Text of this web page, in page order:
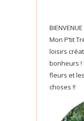
Mon P’tit
loisirs
bonheurs !
fleurs et
choses !!